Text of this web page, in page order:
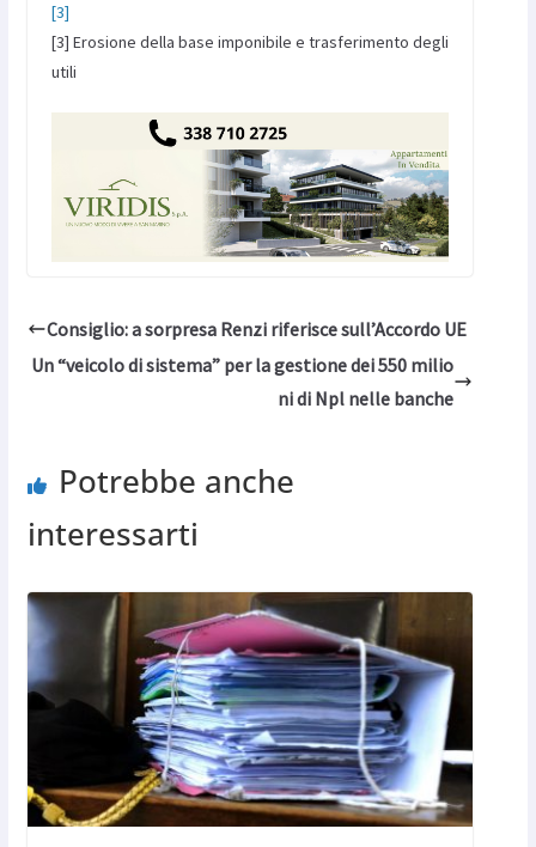
[3]
[3] Erosione della base imponibile e trasferimento degli
utili
Consiglio: a sorpresa Renzi riferisce sull’Accordo UE
Un “veicolo di sistema” per la gestione dei 550 milio
ni di Npl nelle banche
Potrebbe anche
interessarti